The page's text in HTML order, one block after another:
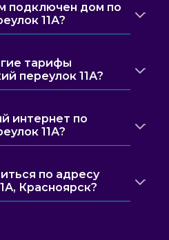
подключен дом по
11А?
тарифы
переулок 11А?
интернет по
11А?
по адресу
Красноярск?